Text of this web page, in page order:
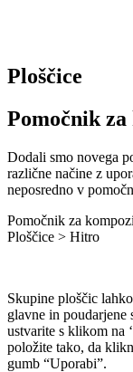
Ploščice
Pomočnik
Dodali smo novega
različne načine z
neposredno v
Pomočnik za
Ploščice > Hitro
Skupine ploščic
glavne in poudarjene
ustvarite s klikom na
položite tako, da
gumb “Uporabi”.